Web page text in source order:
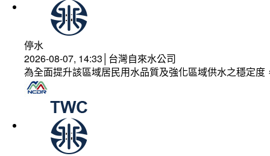
停水
2026-08-07, 14:33│台灣自來水公司
為全面提升該區域居民用水品質及強化區域供水之穩定